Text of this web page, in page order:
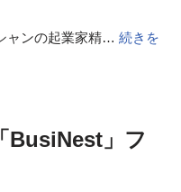
ャンの起業家精… 続きを
BusiNest」フ